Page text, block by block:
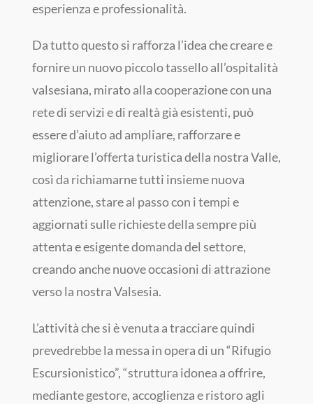
esperienza e professionalità.
Da tutto questo si rafforza l’idea che creare e
fornire un nuovo piccolo tassello all’ospitalità
valsesiana, mirato alla cooperazione con una
rete di servizi e di realtà già esistenti, può
essere d’aiuto ad ampliare, rafforzare e
migliorare l’offerta turistica della nostra Valle,
così da richiamarne tutti insieme nuova
attenzione, stare al passo con i tempi e
aggiornati sulle richieste della sempre più
attenta e esigente domanda del settore,
creando anche nuove occasioni di attrazione
verso la nostra Valsesia.
L’attività che si è venuta a tracciare quindi
prevedrebbe la messa in opera di un “Rifugio
Escursionistico”, “struttura idonea a offrire,
mediante gestore, accoglienza e ristoro agli